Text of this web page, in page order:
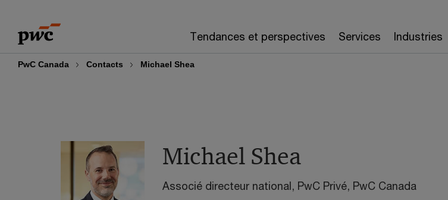
content
footer
Tendances et perspectives Services Industries
PwC Canada Contacts Michael Shea
Michael Shea
Associé directeur national, PwC Privé, PwC Canada